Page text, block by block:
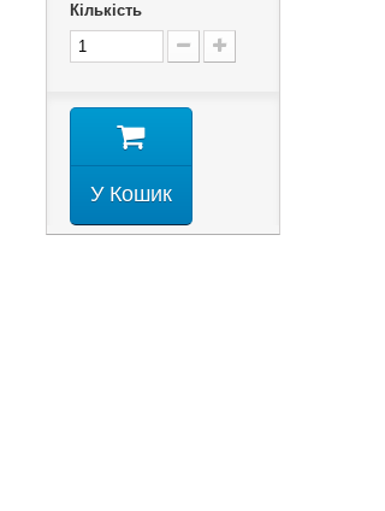
Кількість
У Кошик